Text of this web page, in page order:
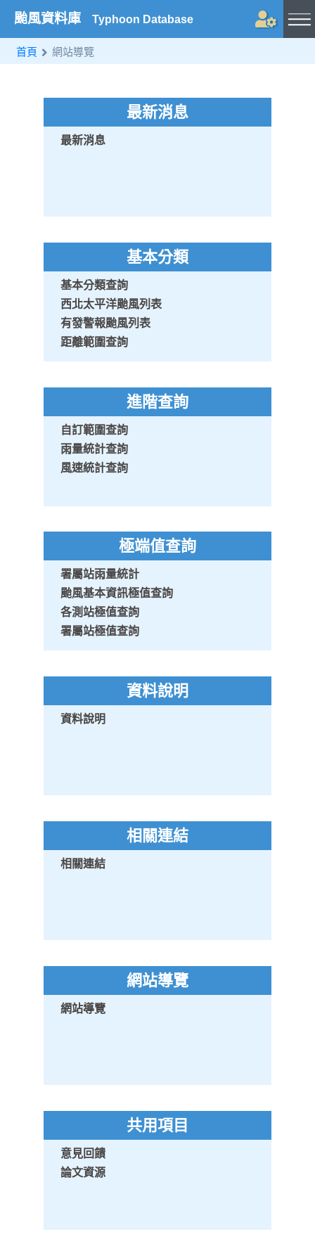
颱風資料庫 Typhoon Database
首頁 網站導覽
最新消息
最新消息
基本分類
基本分類查詢
西北太平洋颱風列表
有發警報颱風列表
距離範圍查詢
進階查詢
自訂範圍查詢
雨量統計查詢
風速統計查詢
極端值查詢
署屬站雨量統計
颱風基本資訊極值查詢
各測站極值查詢
署屬站極值查詢
資料說明
資料說明
相關連結
相關連結
網站導覽
網站導覽
共用項目
意見回饋
論文資源